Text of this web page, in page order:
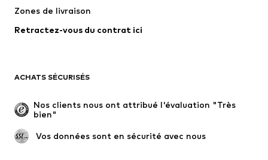
Lingerie
Manteaux
Jupes
Occasions spéciales
Exclusif
Remise à neuf
Zones de livraison
Retractez-vous du contrat ici
ACHATS SÉCURISÉS
Nos clients nous ont attribué l'évaluation "Très
bien"
Vos données sont en sécurité avec nous